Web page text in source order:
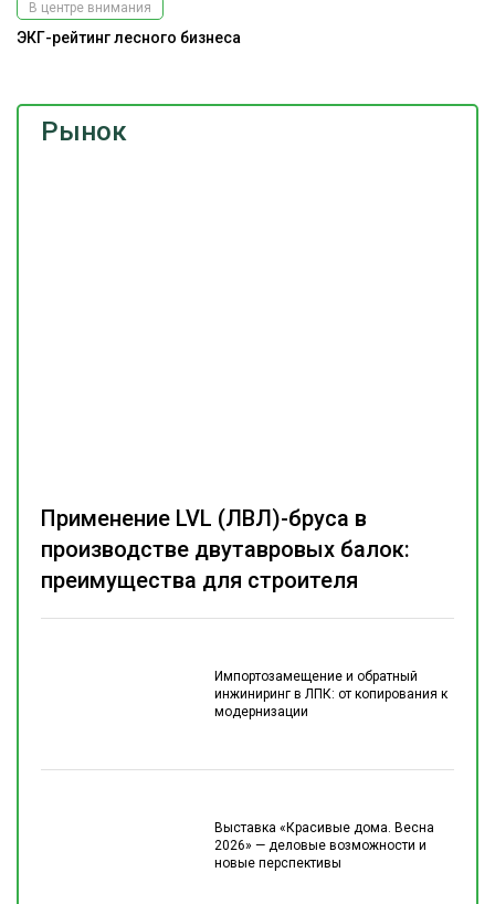
Рынок
Импортозамещение и обратный
инжиниринг в ЛПК: от копирования к
модернизации
Выставка «Красивые дома. Весна
2026» — деловые возможности и
новые перспективы
Применение LVL (ЛВЛ)-бруса в
производстве двутавровых балок:
преимущества для строителя
В центре внимания
ЭКГ-рейтинг лесного бизнеса